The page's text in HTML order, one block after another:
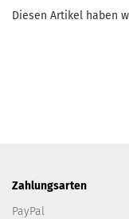
Diesen Artikel haben
Zahlungsarten
PayPal